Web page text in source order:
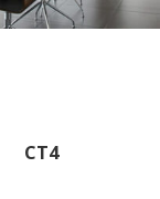
CT4